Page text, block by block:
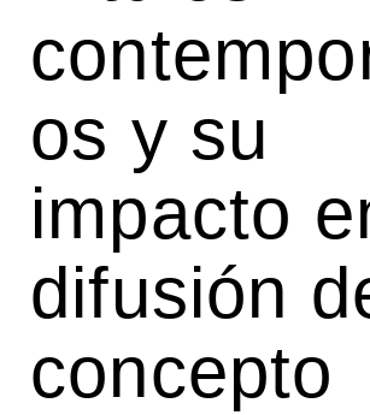
os y su
impacto
difusión
concepto